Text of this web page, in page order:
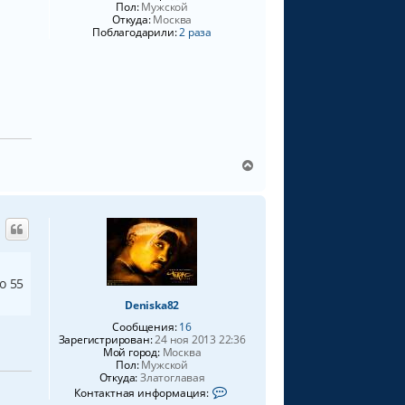
Пол:Мужской
Откуда:Москва
Поблагодарили:2 раза
р
Deniska82
Сообщения: 16
Зарегистрирован:24 ноя 2013 22:36
Мой город:Москва
Пол:Мужской
Откуда:Златоглавая
Контактная информация:
55